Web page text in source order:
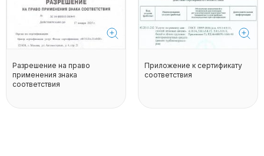
Разрешение на право
применения знака
соответствия
Приложение к сертификату
соответствия